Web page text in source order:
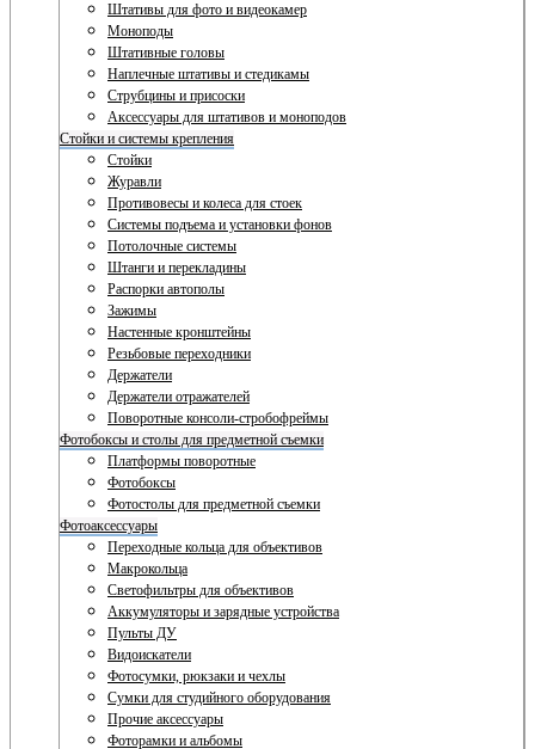
Штативы для фото и видеокамер
Моноподы
Штативные головы
Наплечные штативы и стедикамы
Струбцины и присоски
Аксессуары для штативов и моноподов
Стойки и системы крепления
Стойки
Журавли
Противовесы и колеса для стоек
Системы подъема и установки фонов
Потолочные системы
Штанги и перекладины
Распорки автополы
Зажимы
Настенные кронштейны
Резьбовые переходники
Держатели
Держатели отражателей
Поворотные консоли-стробофреймы
Фотобоксы и столы для предметной съемки
Платформы поворотные
Фотобоксы
Фотостолы для предметной съемки
Фотоаксессуары
Переходные кольца для объективов
Макрокольца
Светофильтры для объективов
Аккумуляторы и зарядные устройства
Пульты ДУ
Видоискатели
Фотосумки, рюкзаки и чехлы
Сумки для студийного оборудования
Прочие аксессуары
Фоторамки и альбомы